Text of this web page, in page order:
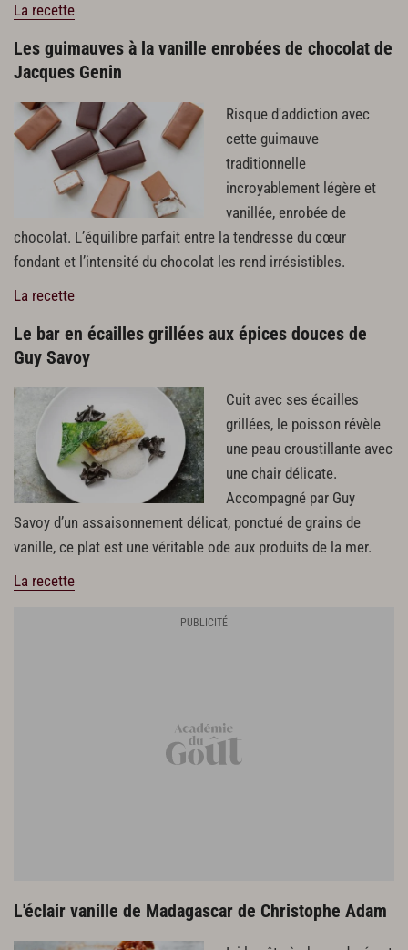
La recette
Les guimauves à la vanille enrobées de chocolat de
Jacques Genin
Risque d'addiction avec
cette guimauve
traditionnelle
incroyablement légère et
vanillée, enrobée de
chocolat. L’équilibre parfait entre la tendresse du cœur
fondant et l’intensité du chocolat les rend irrésistibles.
La recette
Le bar en écailles grillées aux épices douces de
Guy Savoy
Cuit avec ses écailles
grillées, le poisson révèle
une peau croustillante avec
une chair délicate.
Accompagné par Guy
Savoy d’un assaisonnement délicat, ponctué de grains de
vanille, ce plat est une véritable ode aux produits de la mer.
La recette
L'éclair vanille de Madagascar de Christophe Adam